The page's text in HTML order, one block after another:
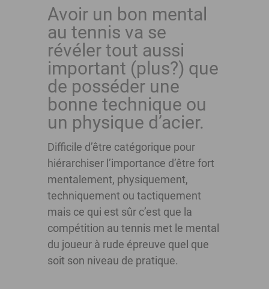
Avoir un bon mental
au tennis va se
révéler tout aussi
important (plus?) que
de posséder une
bonne technique ou
un physique d’acier.
Difficile d’être catégorique pour
hiérarchiser l’importance d’être fort
mentalement, physiquement,
techniquement ou tactiquement
mais ce qui est sûr c’est que la
compétition au tennis met le mental
du joueur à rude épreuve quel que
soit son niveau de pratique.